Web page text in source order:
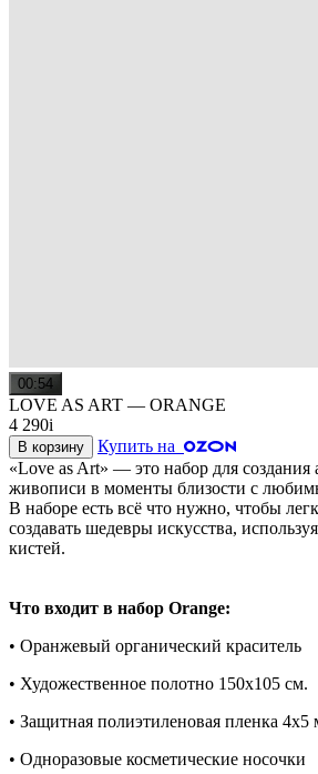
00:54
LOVE AS ART — ORANGE
4 290i
В корзину
Купить на
«Love as Art» — это набор для создания
живописи в моменты близости с
В наборе есть всё что нужно, чтобы
создавать шедевры искусства,
кистей.
Что входит в набор Orange:
• Оранжевый органический краситель
• Художественное полотно 150х105 см.
• Защитная полиэтиленовая пленка 4х5
• Одноразовые косметические носочки